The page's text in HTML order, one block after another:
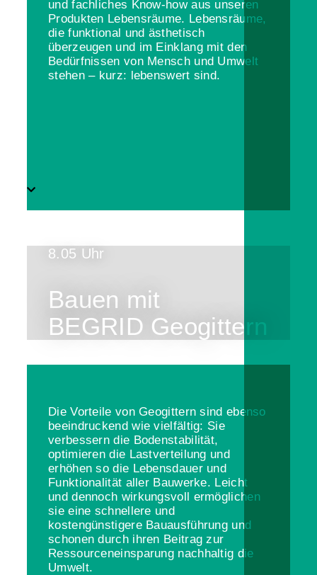
und fachliches Know-how aus unseren
Produkten Lebensräume. Lebensräume,
die funktional und ästhetisch
überzeugen und im Einklang mit den
Bedürfnissen von Mensch und Umwelt
stehen – kurz: lebenswert sind.
8.05 Uhr
Bauen mit
BEGRID Geogittern
Die Vorteile von Geogittern sind ebenso
beeindruckend wie vielfältig: Sie
verbessern die Bodenstabilität,
optimieren die Lastverteilung und
erhöhen so die Lebensdauer und
Funktionalität aller Bauwerke. Leicht
und dennoch wirkungsvoll ermöglichen
sie eine schnellere und
kostengünstigere Bauausführung und
schonen durch ihren Beitrag zur
Ressourceneinsparung nachhaltig die
Umwelt.